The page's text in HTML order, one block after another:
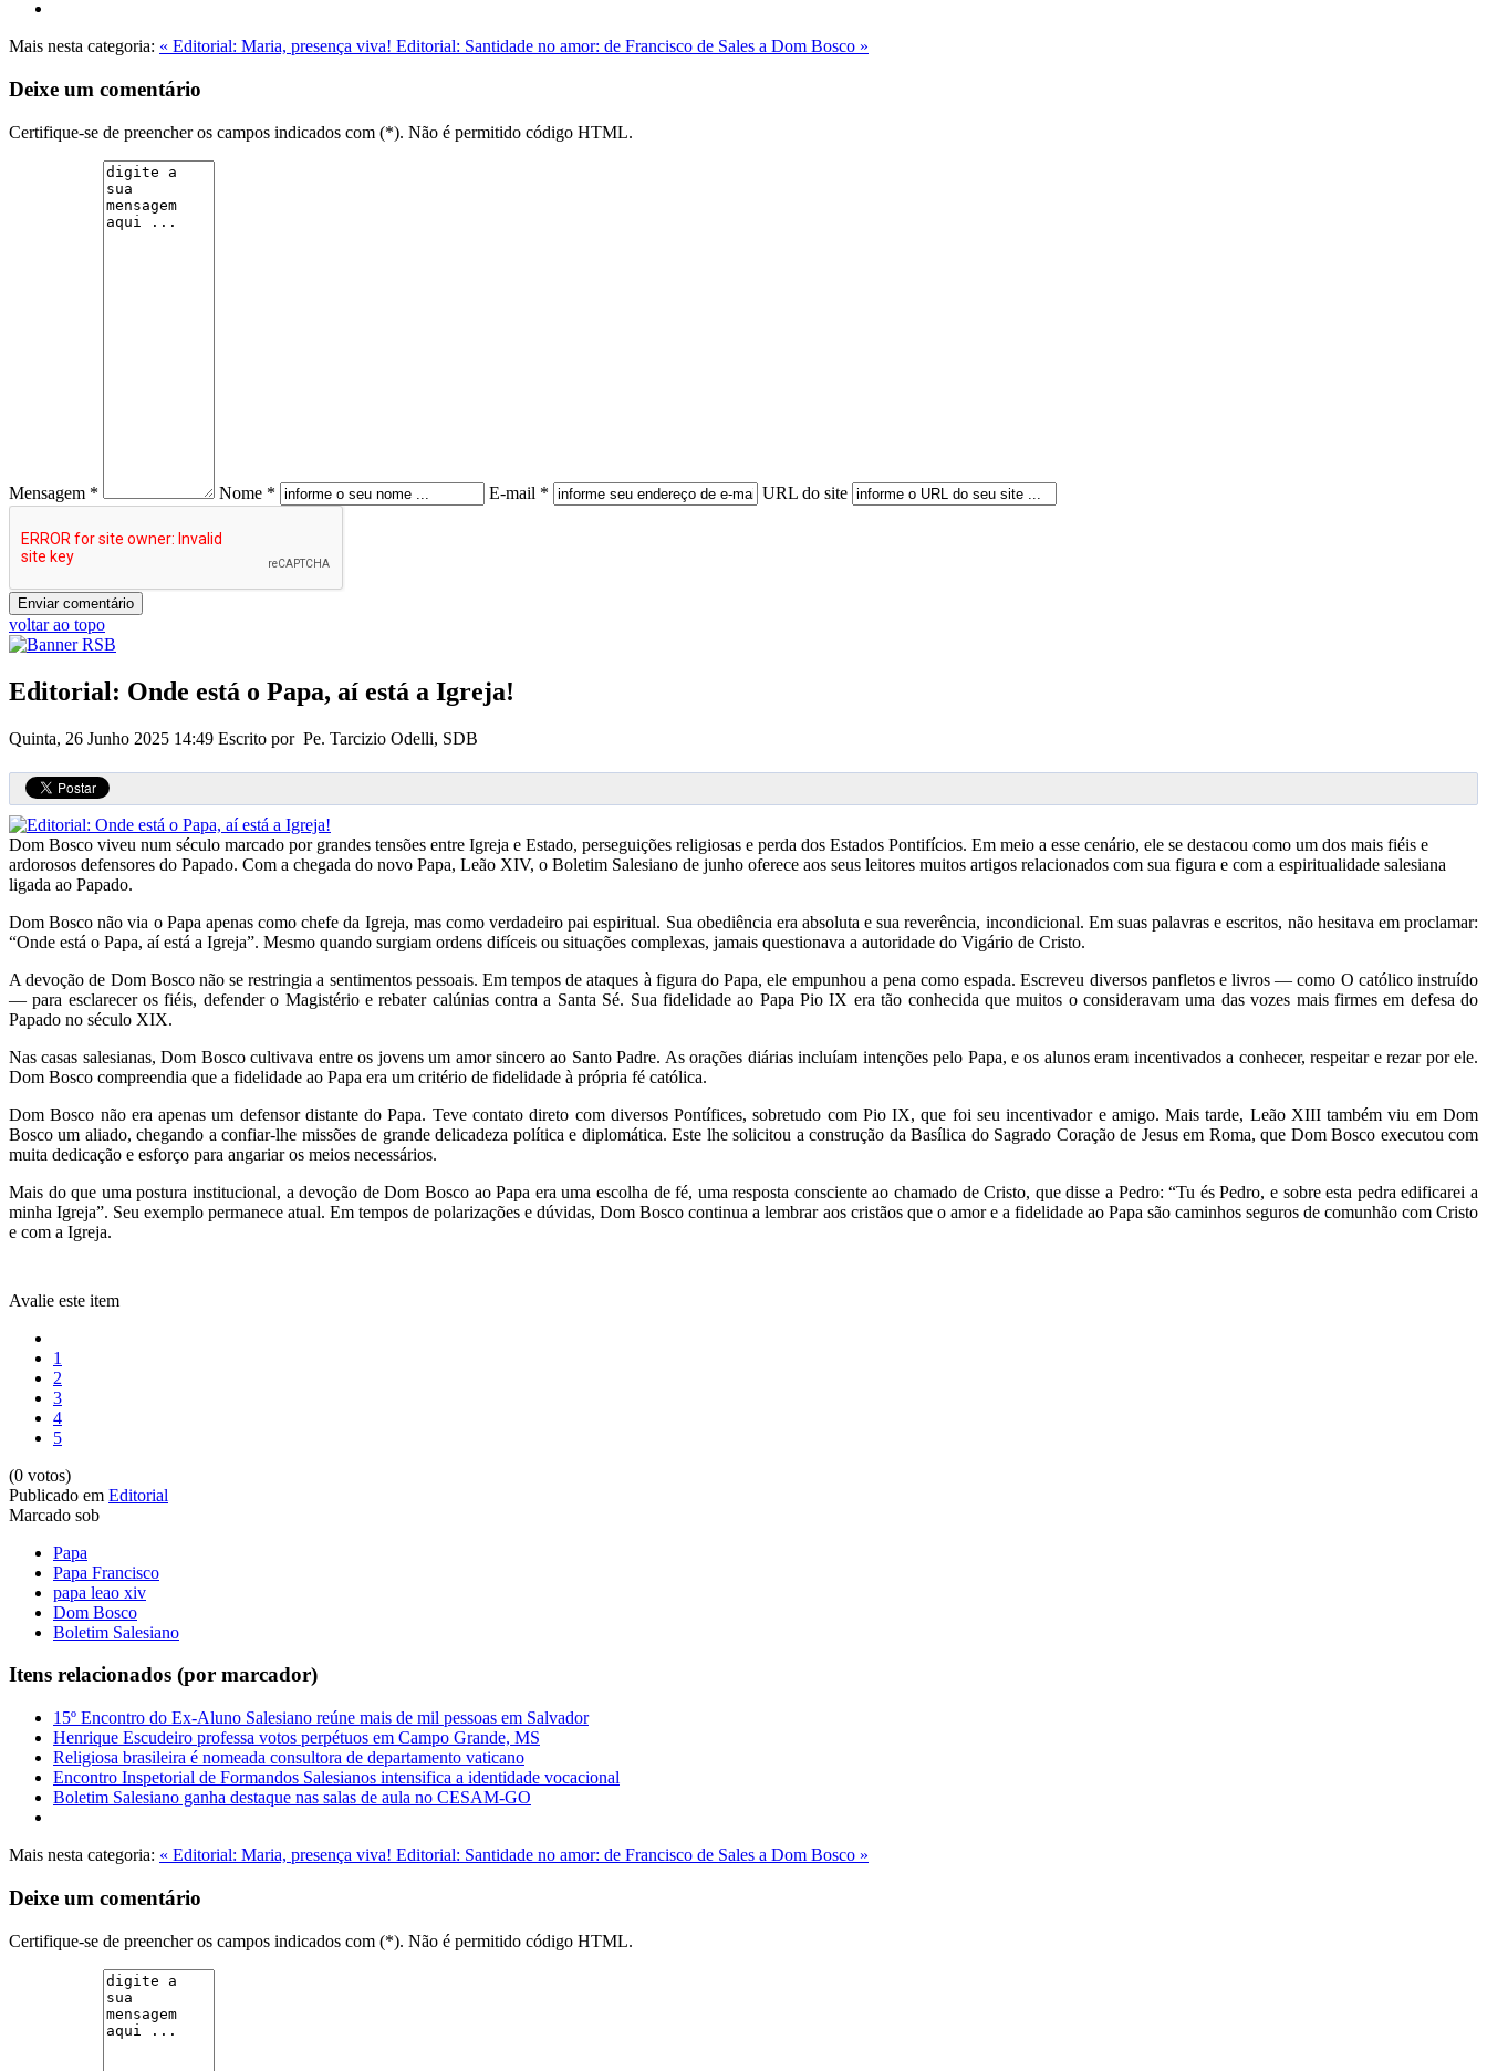
Mais nesta categoria: « Editorial: Maria, presença viva! Editorial: Santidade no amor: de Francisco de Sales a Dom Bosco »
Deixe um comentário
Certifique-se de preencher os campos indicados com (*). Não é permitido código HTML.
Mensagem * Nome * E-mail * URL do site
voltar ao topo
Editorial: Onde está o Papa, aí está a Igreja!
Quinta, 26 Junho 2025 14:49 Escrito por Pe. Tarcizio Odelli, SDB
Dom Bosco viveu num século marcado por grandes tensões entre Igreja e Estado, perseguições religiosas e perda dos Estados Pontifícios. Em meio a esse cenário, ele se destacou como um dos mais fiéis e
ardorosos defensores do Papado. Com a chegada do novo Papa, Leão XIV, o Boletim Salesiano de junho oferece aos seus leitores muitos artigos relacionados com sua figura e com a espiritualidade salesiana
ligada ao Papado.
Dom Bosco não via o Papa apenas como chefe da Igreja, mas como verdadeiro pai espiritual. Sua obediência era absoluta e sua reverência, incondicional. Em suas palavras e escritos, não hesitava em proclamar:
“Onde está o Papa, aí está a Igreja”. Mesmo quando surgiam ordens difíceis ou situações complexas, jamais questionava a autoridade do Vigário de Cristo.
A devoção de Dom Bosco não se restringia a sentimentos pessoais. Em tempos de ataques à figura do Papa, ele empunhou a pena como espada. Escreveu diversos panfletos e livros — como O católico instruído
— para esclarecer os fiéis, defender o Magistério e rebater calúnias contra a Santa Sé. Sua fidelidade ao Papa Pio IX era tão conhecida que muitos o consideravam uma das vozes mais firmes em defesa do
Papado no século XIX.
Nas casas salesianas, Dom Bosco cultivava entre os jovens um amor sincero ao Santo Padre. As orações diárias incluíam intenções pelo Papa, e os alunos eram incentivados a conhecer, respeitar e rezar por ele.
Dom Bosco compreendia que a fidelidade ao Papa era um critério de fidelidade à própria fé católica.
Dom Bosco não era apenas um defensor distante do Papa. Teve contato direto com diversos Pontífices, sobretudo com Pio IX, que foi seu incentivador e amigo. Mais tarde, Leão XIII também viu em Dom
Bosco um aliado, chegando a confiar-lhe missões de grande delicadeza política e diplomática. Este lhe solicitou a construção da Basílica do Sagrado Coração de Jesus em Roma, que Dom Bosco executou com
muita dedicação e esforço para angariar os meios necessários.
Mais do que uma postura institucional, a devoção de Dom Bosco ao Papa era uma escolha de fé, uma resposta consciente ao chamado de Cristo, que disse a Pedro: “Tu és Pedro, e sobre esta pedra edificarei a
minha Igreja”. Seu exemplo permanece atual. Em tempos de polarizações e dúvidas, Dom Bosco continua a lembrar aos cristãos que o amor e a fidelidade ao Papa são caminhos seguros de comunhão com Cristo
e com a Igreja.
Avalie este item
1
2
3
4
5
(0 votos)
Publicado em Editorial
Marcado sob
Papa
Papa Francisco
papa leao xiv
Dom Bosco
Boletim Salesiano
Itens relacionados (por marcador)
15º Encontro do Ex-Aluno Salesiano reúne mais de mil pessoas em Salvador
Henrique Escudeiro professa votos perpétuos em Campo Grande, MS
Religiosa brasileira é nomeada consultora de departamento vaticano
Encontro Inspetorial de Formandos Salesianos intensifica a identidade vocacional
Boletim Salesiano ganha destaque nas salas de aula no CESAM-GO
Mais nesta categoria: « Editorial: Maria, presença viva! Editorial: Santidade no amor: de Francisco de Sales a Dom Bosco »
Deixe um comentário
Certifique-se de preencher os campos indicados com (*). Não é permitido código HTML.